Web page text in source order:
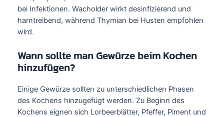
bei Infektionen. Wacholder wirkt desinfizierend und
harntreibend, während Thymian bei Husten empfohlen
wird.
Wann sollte man Gewürze beim Kochen
hinzufügen?
Einige Gewürze sollten zu unterschiedlichen Phasen
des Kochens hinzugefügt werden. Zu Beginn des
Kochens eignen sich Lorbeerblätter, Pfeffer, Piment und